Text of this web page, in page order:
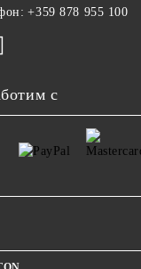
+359 878 955 100
с